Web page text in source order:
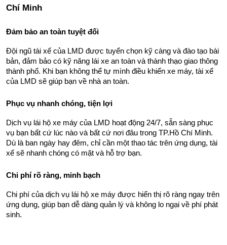
Chí Minh
Đảm bảo an toàn tuyệt đối
Đội ngũ tài xế của LMD được tuyển chọn kỹ càng và đào tạo bài
bản, đảm bảo có kỹ năng lái xe an toàn và thành thạo giao thông
thành phố. Khi bạn không thể tự mình điều khiển xe máy, tài xế
của LMD sẽ giúp bạn về nhà an toàn.
Phục vụ nhanh chóng, tiện lợi
Dịch vụ lái hộ xe máy của LMD hoạt động 24/7, sẵn sàng phục
vụ bạn bất cứ lúc nào và bất cứ nơi đâu trong TP.Hồ Chí Minh.
Dù là ban ngày hay đêm, chỉ cần một thao tác trên ứng dụng, tài
xế sẽ nhanh chóng có mặt và hỗ trợ bạn.
Chi phí rõ ràng, minh bạch
Chi phí của dịch vụ lái hộ xe máy được hiển thị rõ ràng ngay trên
ứng dụng, giúp bạn dễ dàng quản lý và không lo ngại về phí phát
sinh.